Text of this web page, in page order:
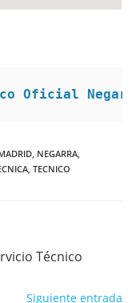
Oficial
, NEGARRA,
, TECNICO
Técnico
Siguiente entrada